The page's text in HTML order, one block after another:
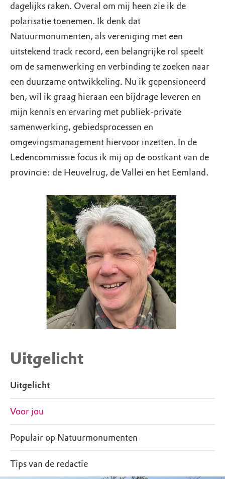
dagelijks raken. Overal om mij heen zie ik de
polarisatie toenemen. Ik denk dat
Natuurmonumenten, als vereniging met een
uitstekend track record, een belangrijke rol speelt
om de samenwerking en verbinding te zoeken naar
een duurzame ontwikkeling. Nu ik gepensioneerd
ben, wil ik graag hieraan een bijdrage leveren en
mijn kennis en ervaring met publiek-private
samenwerking, gebiedsprocessen en
omgevingsmanagement hiervoor inzetten. In de
Ledencommissie focus ik mij op de oostkant van de
provincie: de Heuvelrug, de Vallei en het Eemland.
Uitgelicht
Uitgelicht
Voor jou
Populair op Natuurmonumenten
Tips van de redactie